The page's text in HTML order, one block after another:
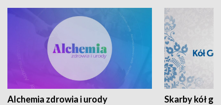
Alchemia zdrowia i urody Skarby kół